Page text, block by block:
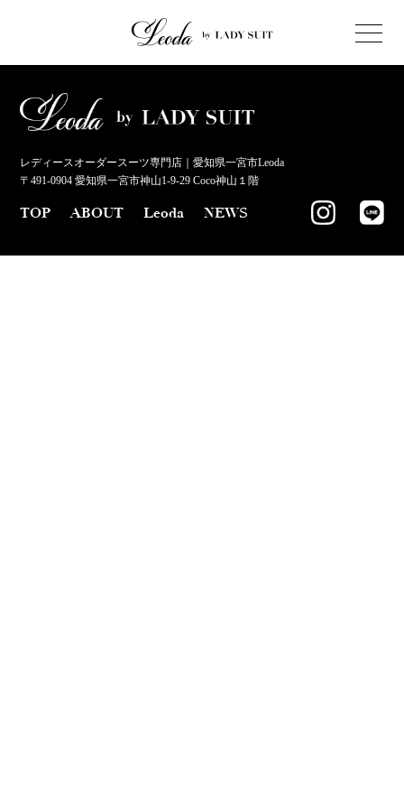
レディースオーダースーツ専門店｜愛知県一宮市Leoda
〒491-0904 愛知県一宮市神山1-9-29 Coco神山１階
TOP ABOUT Leoda NEWS